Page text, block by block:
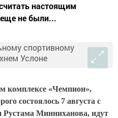
настоящим
не были...
комплексе «Чемпион»,
состоялось 7 августа с
Рустама Минниханова, идут